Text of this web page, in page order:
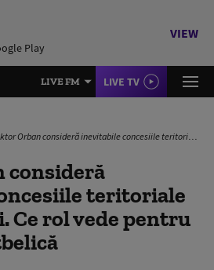
Play
VIEW
LIVE FM LIVE TV
Orban consideră inevitabile concesiile teritoriale în fața Rusiei. Ce rol vede pentru Ucraina postbelică
consideră
teritoriale
Ce rol vede pentru